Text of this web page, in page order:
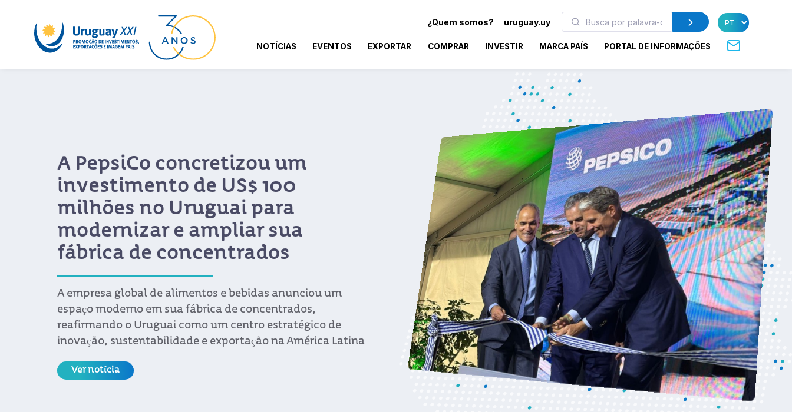
¿Quem somos? uruguay.uy
NOTÍCIAS EVENTOS EXPORTAR COMPRAR INVESTIR MARCA PAÍS PORTAL DE INFORMAÇÕES
Compradores internacionais
elogiam a qualidade,
proximidade e flexibilidade da
indústria alimentícia uruguaia
bebidas se reuniram com referências comerciais da América
Latina e dos Estados Unidos em um evento organizado
pela Uruguay XXI e pela CIU
Ver notícia